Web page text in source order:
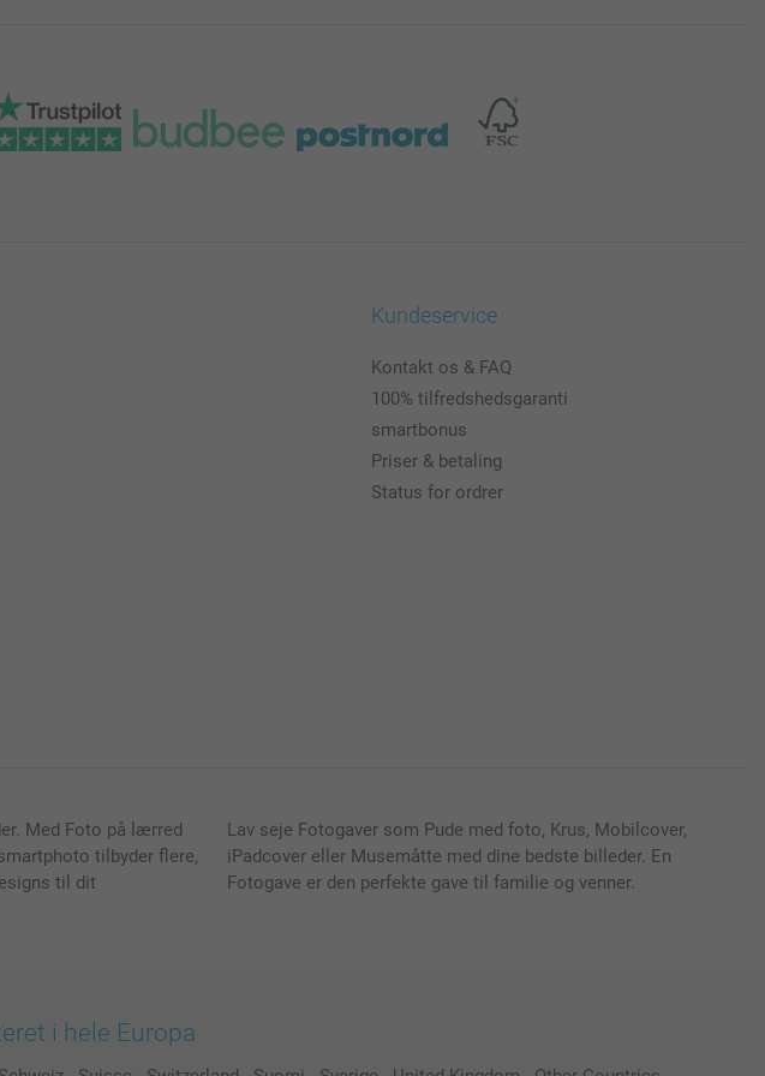
Kundeservice
Kontakt os & FAQ
100% tilfredshedsgaranti
smartbonus
Priser & betaling
Status for ordrer
Med Foto på lærred
tilbyder flere,
til dit
Lav seje Fotogaver som Pude med foto, Krus, Mobilcover,
iPadcover eller Musemåtte med dine bedste billeder. En
Fotogave er den perfekte gave til familie og venner.
i hele Europa